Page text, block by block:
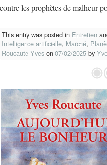
contre les prophètes de malheur
This entry was posted in Entretien
Intelligence artificielle, Marché,
Roucaute Yves on 07/02/2025 by